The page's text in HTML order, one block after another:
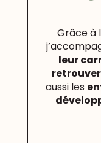
Grâce à
leur
aussi les